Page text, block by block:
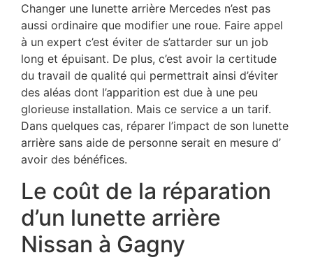
Changer une lunette arrière Mercedes n’est pas
aussi ordinaire que modifier une roue. Faire appel
à un expert c’est éviter de s’attarder sur un job
long et épuisant. De plus, c’est avoir la certitude
du travail de qualité qui permettrait ainsi d’éviter
des aléas dont l’apparition est due à une peu
glorieuse installation. Mais ce service a un tarif.
Dans quelques cas, réparer l’impact de son lunette
arrière sans aide de personne serait en mesure d’
avoir des bénéfices.
Le coût de la réparation
d’un lunette arrière
Nissan à Gagny